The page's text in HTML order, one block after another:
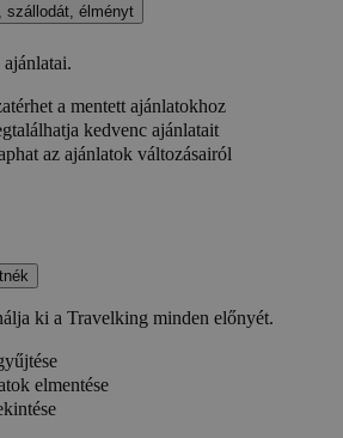
szállodát, élményt
a mentett ajánlatokhoz
kedvenc ajánlatait
az ajánlatok változásairól
ki a Travelking minden előnyét.
elmentése